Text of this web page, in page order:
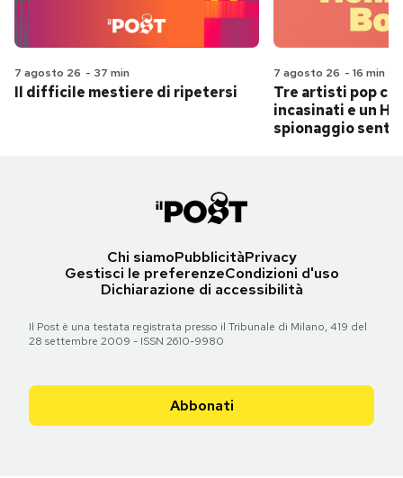
7 agosto 26 - 37 min
Il difficile mestiere di ripetersi
7 agosto 26 - 16 min
Tre artisti pop
incasinati e un
spionaggio
Chi siamoPubblicitàPrivacy
Gestisci le preferenzeCondizioni d'uso
Dichiarazione di accessibilità
Il Post è una testata registrata presso il Tribunale di Milano, 419 del
28 settembre 2009 - ISSN 2610-9980
Abbonati